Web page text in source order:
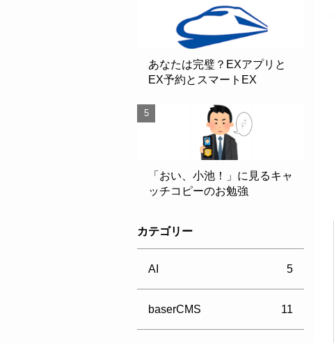
あなたは完璧？EXアプリと
EX予約とスマートEX
「おい、小池！」に見るキャ
ッチコピーのお勉強
カテゴリー
AI 5
baserCMS 11